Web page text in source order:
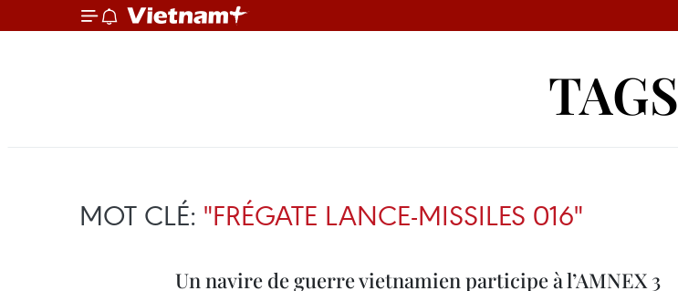
TAGS
MOT CLÉ: "FRÉGATE LANCE-MISSILES 016"
Un navire de guerre vietnamien participe à l’AMNEX 3